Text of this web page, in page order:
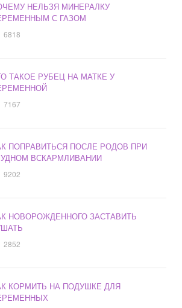
НЕЛЬЗЯ МИНЕРАЛКУ
С ГАЗОМ
6818
ТАКОЕ РУБЕЦ НА МАТКЕ У
7167
ПОПРАВИТЬСЯ ПОСЛЕ РОДОВ ПРИ
ВСКАРМЛИВАНИИ
9202
НОВОРОЖДЕННОГО ЗАСТАВИТЬ
2852
КОРМИТЬ НА ПОДУШКЕ ДЛЯ